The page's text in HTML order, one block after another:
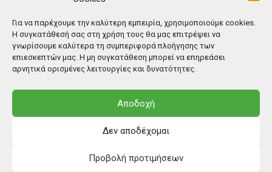
Για να παρέχουμε την καλύτερη εμπειρία, χρησιμοποιούμε cookies.
Η συγκατάθεσή σας στη χρήση τους θα μας επιτρέψει να
γνωρίσουμε καλύτερα τη συμπεριφορά πλοήγησης των
επιεσκεπτών μας. Η μη συγκατάθεση μπορεί να επηρεάσει
αρνητικά ορισμένες λειτουργίες και δυνατότητες.
Αποδοχή
Δεν αποδέχομαι
Προβολή προτιμήσεων
© Copyright: Ethos Media S.A.